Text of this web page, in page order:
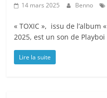
14 mars 2025 Benno
« TOXIC », issu de l’album
2025, est un son de
Lire la suite